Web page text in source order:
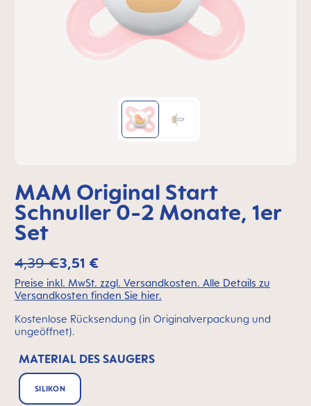
MAM Original Start
Schnuller 0-2 Monate, 1er
Set
3,51 €
4,39 €
Preise inkl. MwSt. zzgl. Versandkosten. Alle Details zu
Versandkosten finden Sie hier.
Kostenlose Rücksendung (in Originalverpackung und
ungeöffnet).
MATERIAL DES SAUGERS
SILIKON